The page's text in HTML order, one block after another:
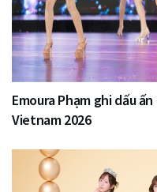
Emoura Phạm ghi dấu
Vietnam 2026